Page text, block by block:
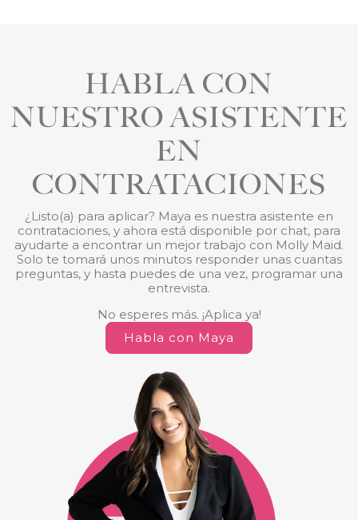
HABLA CON
NUESTRO ASISTENTE
EN
CONTRATACIONES
¿Listo(a) para aplicar? Maya es nuestra asistente en
contrataciones, y ahora está disponible por chat, para
ayudarte a encontrar un mejor trabajo con Molly Maid.
Solo te tomará unos minutos responder unas cuantas
preguntas, y hasta puedes de una vez, programar una
entrevista.
No esperes más. ¡Aplica ya!
Habla con Maya